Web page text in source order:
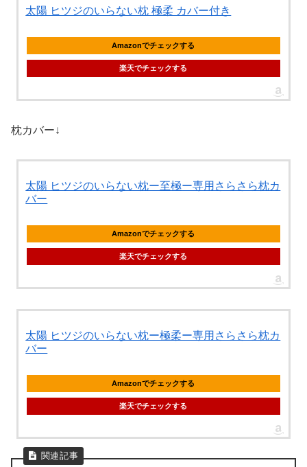
太陽 ヒツジのいらない枕 極柔 カバー付き
Amazonでチェックする
楽天でチェックする
枕カバー↓
太陽 ヒツジのいらない枕ー至極ー専用さらさら枕カ
バー
Amazonでチェックする
楽天でチェックする
太陽 ヒツジのいらない枕ー極柔ー専用さらさら枕カ
バー
Amazonでチェックする
楽天でチェックする